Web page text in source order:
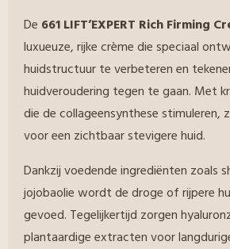
De 661 LIFT’EXPERT Rich Firming
luxueuze, rijke crème die speciaal
huidstructuur te verbeteren en
huidveroudering tegen te gaan. Met
die de collageensynthese stimuleren,
voor een zichtbaar stevigere huid.
Dankzij voedende ingrediënten zoals
jojobaolie wordt de droge of rijpere
gevoed. Tegelijkertijd zorgen
plantaardige extracten voor